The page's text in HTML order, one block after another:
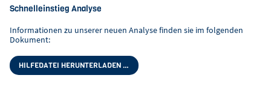
Schnelleinstieg Analyse
Informationen zu unserer neuen Analyse finden sie im folgenden
Dokument:
HILFEDATEI HERUNTERLADEN …